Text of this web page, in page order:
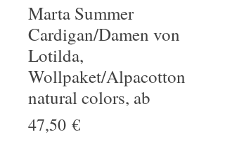
Marta Summer
Cardigan/Damen von
Lotilda,
Wollpaket/Alpacotton
natural colors, ab
47,50 €Preis